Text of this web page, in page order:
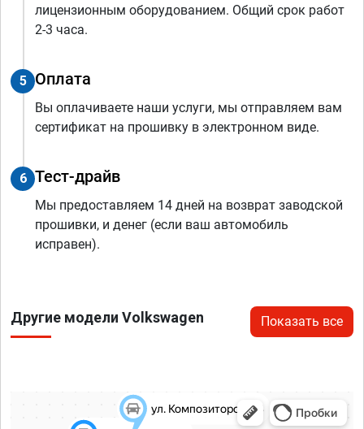
лицензионным оборудованием. Общий срок работ
2-3 часа.
5 Оплата
Вы оплачиваете наши услуги, мы отправляем вам
сертификат на прошивку в электронном виде.
6 Тест-драйв
Мы предоставляем 14 дней на возврат заводской
прошивки, и денег (если ваш автомобиль
исправен).
Другие модели Volkswagen Показать все